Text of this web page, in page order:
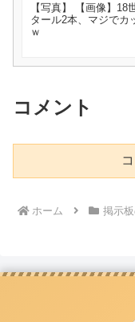
【写真】 【画像】18
タール2本、マジでカ
ｗ
コメント
ホーム 掲示